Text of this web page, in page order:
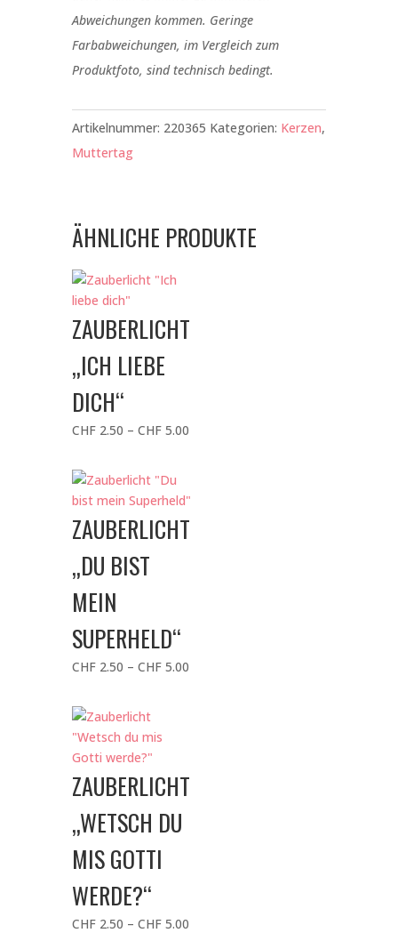
Abweichungen kommen. Geringe
Farbabweichungen, im Vergleich zum
Produktfoto, sind technisch bedingt.
Artikelnummer: 220365 Kategorien: Kerzen,
Muttertag
ÄHNLICHE PRODUKTE
ZAUBERLICHT
„ICH LIEBE
DICH“
CHF2.50 – CHF5.00Preisspanne:
ZAUBERLICHT
„DU BIST
MEIN
SUPERHELD“
CHF2.50 – CHF5.00Preisspanne:
ZAUBERLICHT
„WETSCH DU
MIS GOTTI
WERDE?“
CHF2.50 – CHF5.00Preisspanne: